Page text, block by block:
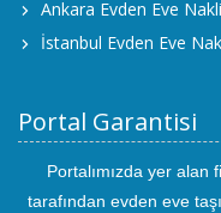
Ankara Evden Eve
İstanbul Evden Eve
Portal Garantisi
Portalımızda yer alan
tarafından evden eve